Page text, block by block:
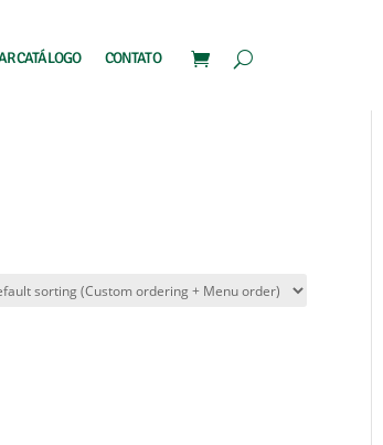
CATÁLOGO CONTATO